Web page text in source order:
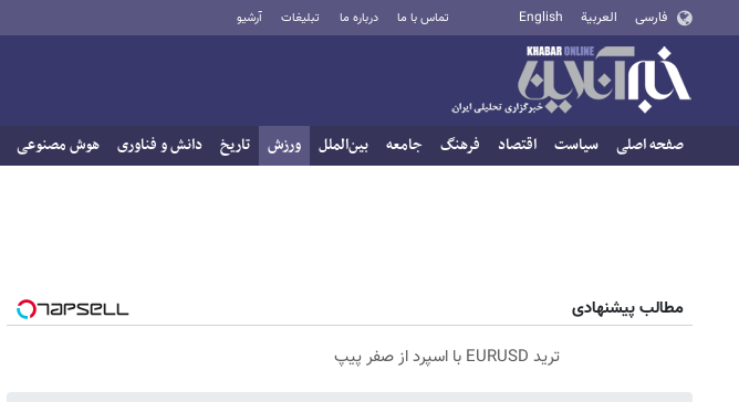
فارسی العربية English تماس با ما درباره ما تبلیغات آرشیو
صفحه اصلی سیاست اقتصاد فرهنگ جامعه بین‌الملل ورزش تاریخ دانش و فناوری هوش مصنوعی
مطالب پیشنهادی
ترید EURUSD با اسپرد از صفر پیپ